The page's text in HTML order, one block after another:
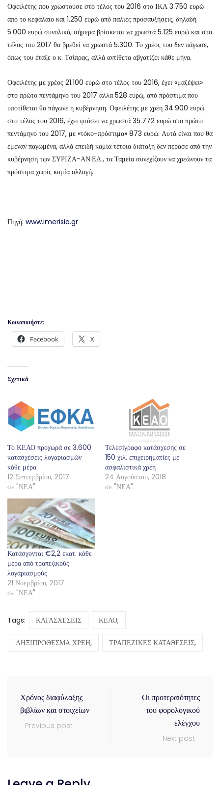
Οφειλέτης που χρωστούσε στο τέλος του 2016 στο ΙΚΑ 3.750 ευρώ
από το κεφάλαιο και 1.250 ευρώ από παλιές προσαυξήσεις, δηλαδή
5.000 ευρώ συνολικά, σήμερα βρίσκεται να χρωστά 5.125 ευρώ και στο
τέλος του 2017 θα βρεθεί να χρωστά 5.300. Το χρέος του δεν πάγωσε,
όπως του έταξε ο κ. Τσίπρας, αλλά αντίθετα αβγατίζει κάθε μήνα.
Οφειλέτης με χρέος 21.100 ευρώ στο τέλος του 2016, έχει «μαζέψει»
στο πρώτο πεντάμηνο του 2017 άλλα 528 ευρώ, από πρόστιμα που
υποτίθεται θα πάγωνε η κυβέρνηση. Οφειλέτης με χρέη 34.900 ευρώ
στο τέλος του 2016, έχει φτάσει να χρωστά 35.772 ευρώ στο πρώτο
πεντάμηνο του 2017, με «τόκο-πρόστιμα» 873 ευρώ. Αυτά είναι που θα
έμεναν παγωμένα, αλλά επειδή καμία τέτοια διάταξη δεν πέρασε από την
κυβέρνηση των ΣΥΡΙΖΑ-ΑΝ.ΕΛ., τα Ταμεία συνεχίζουν να χρεώνουν τα
πρόστιμα χωρίς καμία αλλαγή.
Πηγή: www.imerisia.gr
Κοινοποιήστε:
Facebook X
Σχετικά
Το ΚΕΑΟ προχωρά σε 3.600
κατασχέσεις λογαριασμών
κάθε μέρα
12 Σεπτεμβρίου, 2017
σε "ΝΕΑ"
Τελεσίγραφο κατάσχεσης σε
150 χιλ. επιχειρηματίες με
ασφαλιστικά χρέη
24 Αυγούστου, 2018
σε "ΝΕΑ"
Κατάσχονται €2,2 εκατ. κάθε
μέρα από τραπεζικούς
λογαριασμούς
21 Νοεμβρίου, 2017
σε "ΝΕΑ"
Tags: ΚΑΤΑΣΧΕΣΕΙΣ ΚΕΑΟ,
ΛΗΞΙΠΡΟΘΕΣΜΑ ΧΡΕΗ, ΤΡΑΠΕΖΙΚΕΣ ΚΑΤΑΘΕΣΕΙΣ,
Χρόνος διαφύλαξης
βιβλίων και στοιχείων
Previous post
Οι προτεραιότητες
του φορολογικού
ελέγχου
Next post